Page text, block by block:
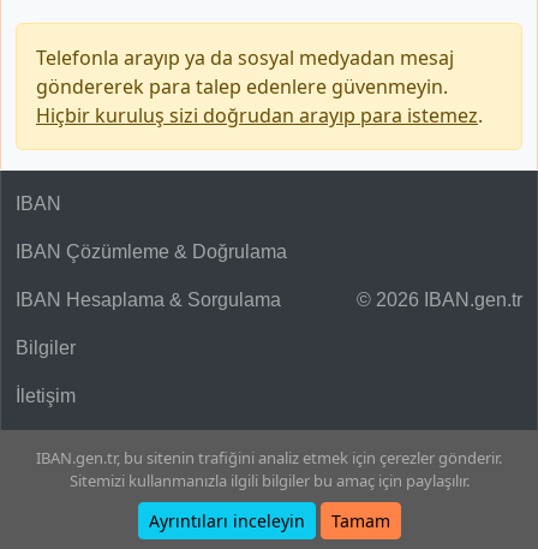
Telefonla arayıp ya da sosyal medyadan mesaj
göndererek para talep edenlere güvenmeyin.
Hiçbir kuruluş sizi doğrudan arayıp para istemez.
© 2026 IBAN.gen.tr
IBAN
IBAN Çözümleme & Doğrulama
IBAN Hesaplama & Sorgulama
Bilgiler
İletişim
IBAN.gen.tr, bu sitenin trafiğini analiz etmek için çerezler gönderir.
Sitemizi kullanmanızla ilgili bilgiler bu amaç için paylaşılır.
Ayrıntıları inceleyin Tamam